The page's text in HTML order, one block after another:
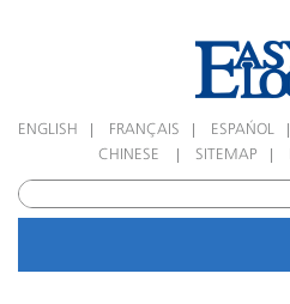
ENGLISH FRANÇAIS ESPAÑOL
CHINESE SITEMAP